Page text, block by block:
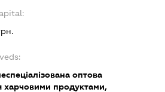
оптова
харчовими продуктами,